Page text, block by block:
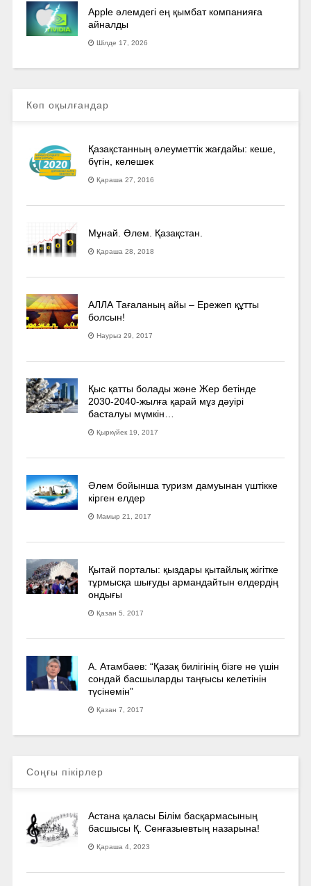
Apple әлемдегі ең қымбат компанияға
айналды
Шілде 17, 2026
Көп оқылғандар
Қазақстанның әлеуметтік жағдайы: кеше,
бүгін, келешек
Қараша 27, 2016
Мұнай. Әлем. Қазақстан.
Қараша 28, 2018
АЛЛА Тағаланың айы – Ережеп құтты
болсын!
Наурыз 29, 2017
Қыс қатты болады және Жер бетінде
2030-2040­-жылға қарай мұз дәуірі
басталуы мүмкін…
Қыркүйек 19, 2017
Әлем бойынша туризм дамуынан үштікке
кірген елдер
Мамыр 21, 2017
Қытай порталы: қыздары қытайлық жігітке
тұрмысқа шығуды армандайтын елдердің
ондығы
Қазан 5, 2017
А. Атамбаев: “Қазақ билігінің бізге не үшін
сондай басшыларды таңғысы келетінін
түсінемін”
Қазан 7, 2017
Соңғы пікірлер
Астана қаласы Білім басқармасының
басшысы Қ. Сенғазыевтың назарына!
Қараша 4, 2023